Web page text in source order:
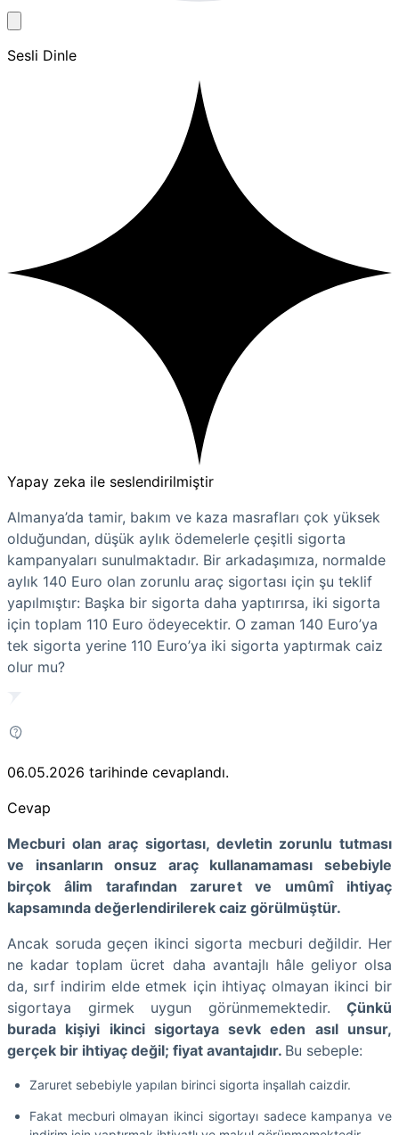
Sesli Dinle
Yapay zeka ile seslendirilmiştir
Almanya’da tamir, bakım ve kaza masrafları çok yüksek
olduğundan, düşük aylık ödemelerle çeşitli sigorta
kampanyaları sunulmaktadır. Bir arkadaşımıza, normalde
aylık 140 Euro olan zorunlu araç sigortası için şu teklif
yapılmıştır: Başka bir sigorta daha yaptırırsa, iki sigorta
için toplam 110 Euro ödeyecektir. O zaman 140 Euro’ya
tek sigorta yerine 110 Euro’ya iki sigorta yaptırmak caiz
olur mu?
06.05.2026 tarihinde cevaplandı.
Cevap
Mecburi olan araç sigortası, devletin zorunlu tutması
ve insanların onsuz araç kullanamaması sebebiyle
birçok âlim tarafından zaruret ve umûmî ihtiyaç
kapsamında değerlendirilerek caiz görülmüştür.
Ancak soruda geçen ikinci sigorta mecburi değildir. Her
ne kadar toplam ücret daha avantajlı hâle geliyor olsa
da, sırf indirim elde etmek için ihtiyaç olmayan ikinci bir
sigortaya girmek uygun görünmemektedir. Çünkü
burada kişiyi ikinci sigortaya sevk eden asıl unsur,
gerçek bir ihtiyaç değil; fiyat avantajıdır. Bu sebeple:
Zaruret sebebiyle yapılan birinci sigorta inşallah caizdir.
Fakat mecburi olmayan ikinci sigortayı sadece kampanya ve